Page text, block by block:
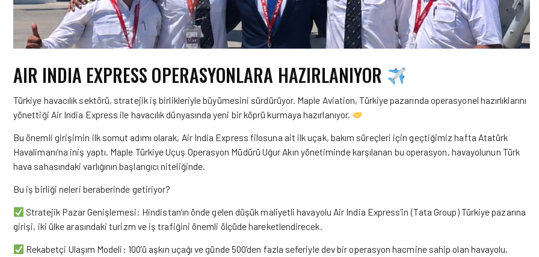
AIR INDIA EXPRESS OPERASYONLARA HAZIRLANIYOR
Türkiye havacılık sektörü, stratejik iş birlikleriyle büyümesini sürdürüyor. Maple Aviation, Türkiye pazarında operasyonel hazırlıklarını
yönettiği Air India Express ile havacılık dünyasında yeni bir köprü kurmaya hazırlanıyor.
Bu önemli girişimin ilk somut adımı olarak, Air India Express filosuna ait ilk uçak, bakım süreçleri için geçtiğimiz hafta Atatürk
Havalimanı’na iniş yaptı. Maple Türkiye Uçuş Operasyon Müdürü Uğur Akın yönetiminde karşılanan bu operasyon, havayolunun Türk
hava sahasındaki varlığının başlangıcı niteliğinde.
Bu iş birliği neleri beraberinde getiriyor?
Stratejik Pazar Genişlemesi: Hindistan’ın önde gelen düşük maliyetli havayolu Air India Express’in (Tata Group) Türkiye pazarına
girişi, iki ülke arasındaki turizm ve iş trafiğini önemli ölçüde hareketlendirecek.
Rekabetçi Ulaşım Modeli: 100’ü aşkın uçağı ve günde 500’den fazla seferiyle dev bir operasyon hacmine sahip olan havayolu,